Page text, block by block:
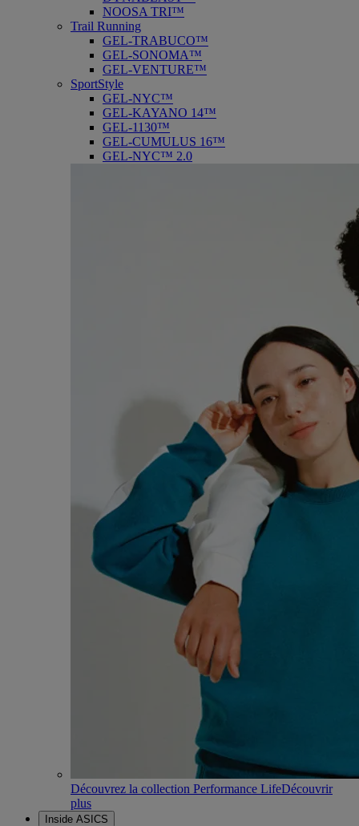
NOOSA TRI™
Trail Running
GEL-TRABUCO™
GEL-SONOMA™
GEL-VENTURE™
SportStyle
GEL-NYC™
GEL-KAYANO 14™
GEL-1130™
GEL-CUMULUS 16™
GEL-NYC™ 2.0
Découvrez la collection Performance LifeDécouvrir
plus
Inside ASICS